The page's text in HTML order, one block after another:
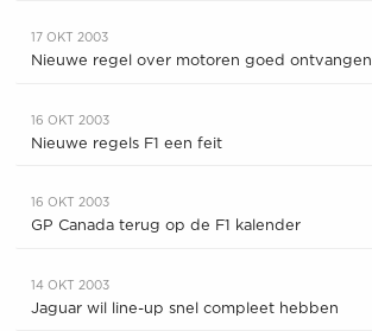
17 OKT 2003
Nieuwe regel over motoren goed ontvangen
16 OKT 2003
Nieuwe regels F1 een feit
16 OKT 2003
GP Canada terug op de F1 kalender
14 OKT 2003
Jaguar wil line-up snel compleet hebben